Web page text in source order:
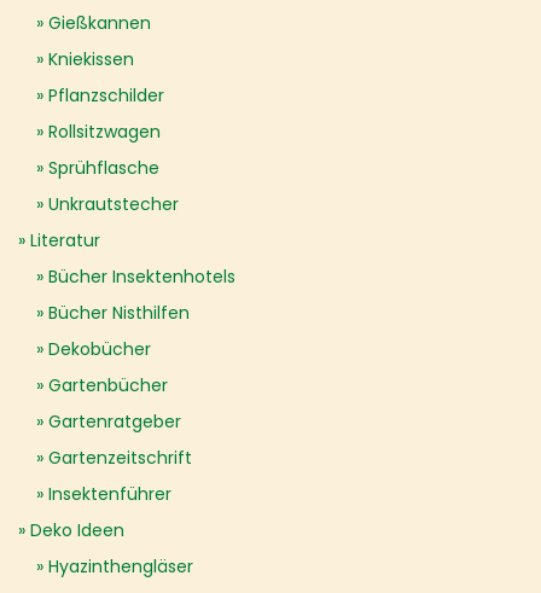
Gießkannen
Kniekissen
Pflanzschilder
Rollsitzwagen
Sprühflasche
Unkrautstecher
Literatur
Bücher Insektenhotels
Bücher Nisthilfen
Dekobücher
Gartenbücher
Gartenratgeber
Gartenzeitschrift
Insektenführer
Deko Ideen
Hyazinthengläser